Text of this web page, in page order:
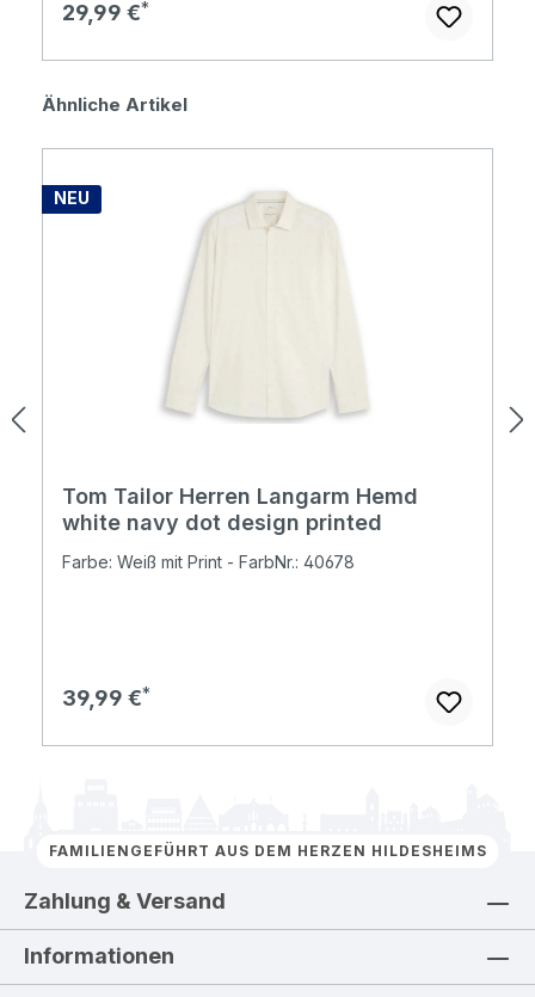
Regulärer Preis:
29,99 €
Produktgalerie überspringen
Ähnliche Artikel
NEU
Tom Tailor Herren Langarm Hemd
white navy dot design printed
Farbe: Weiß mit Print - FarbNr.: 40678
Regulärer Preis:
39,99 €
FAMILIENGEFÜHRT AUS DEM HERZEN HILDESHEIMS
Zahlung & Versand
Informationen